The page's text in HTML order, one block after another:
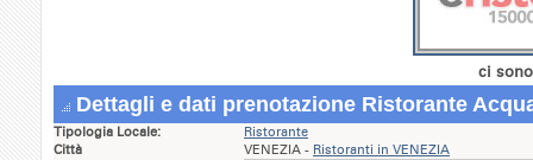
ci
Dettagli e dati prenotazione Ristorante
Tipologia Locale:
Ristorante
Città
VENEZIA - Ristoranti in VENEZIA